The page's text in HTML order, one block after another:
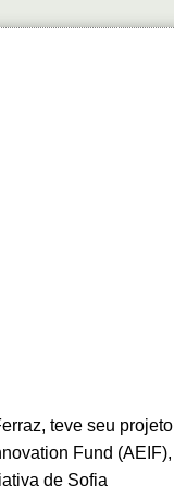
teve seu projeto
Fund (AEIF),
de Sofia